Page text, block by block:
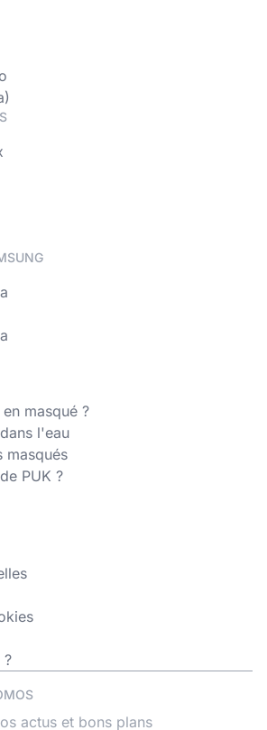
masqué ?
l'eau
masqués
PUK ?
?
actus et bons plans